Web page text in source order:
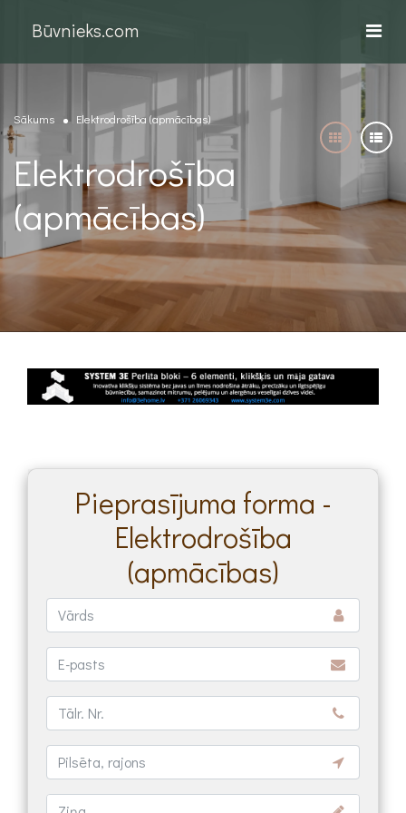
Būvnieks.com
Sākums Elektrodrošība (apmācības)
Elektrodrošība
(apmācības)
Pieprasījuma forma -
Elektrodrošība
(apmācības)